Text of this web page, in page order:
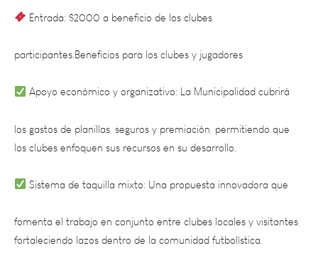
participantes.Beneficios para los clubes y jugadores
Apoyo económico y organizativo: La Municipalidad cubrirá
los gastos de planillas, seguros y premiación, permitiendo que
los clubes enfoquen sus recursos en su desarrollo.
Sistema de taquilla mixto: Una propuesta innovadora que
fomenta el trabajo en conjunto entre clubes locales y visitantes,
fortaleciendo lazos dentro de la comunidad futbolística.